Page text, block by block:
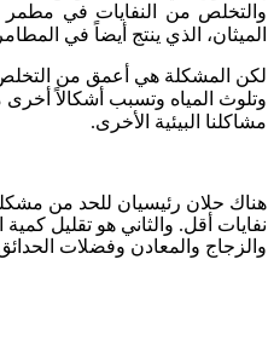
والتخلص من النفايات في مطمر
الميثان، الذي ينتج أيضاً في
لكن المشكلة هي أعمق من التخلص من
وتلوث المياه وتسبب أشكالاً أخرى
مشاكلنا البيئية الأخرى.
هناك حلان رئيسيان للحد من
نفايات أقل. والثاني هو تقليل
والزجاج والمعادن وفضلات